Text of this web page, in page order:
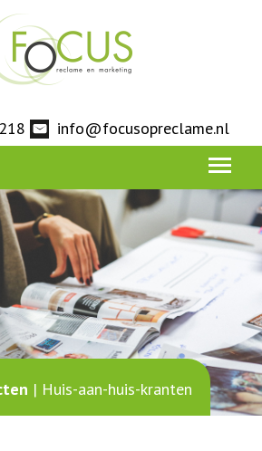
info@focusopreclame.nl
| Huis-aan-huis-kranten